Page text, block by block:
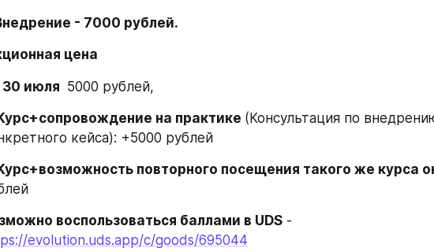
- 7000 рублей.
цена
30 июля 5000 рублей,
на практике (Консультация по
кейса): +5000 рублей
повторного посещения такого же курса
воспользоваться баллами в UDS
evolution.uds.app/c/goods/695044